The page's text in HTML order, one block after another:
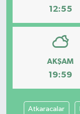
12:55
AKŞAM
19:59
Atkaracalar